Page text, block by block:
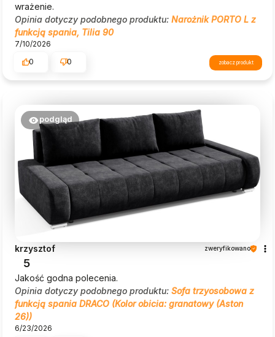
wrażenie.
Opinia dotyczy podobnego produktu: Narożnik PORTO L z
funkcją spania, Tilia 90
7/10/2026
0
0 zobacz produkt
podgląd
krzysztof zweryfikowano
5
Jakość godna polecenia.
Opinia dotyczy podobnego produktu: Sofa trzyosobowa z
funkcją spania DRACO (Kolor obicia: granatowy (Aston
26))
6/23/2026